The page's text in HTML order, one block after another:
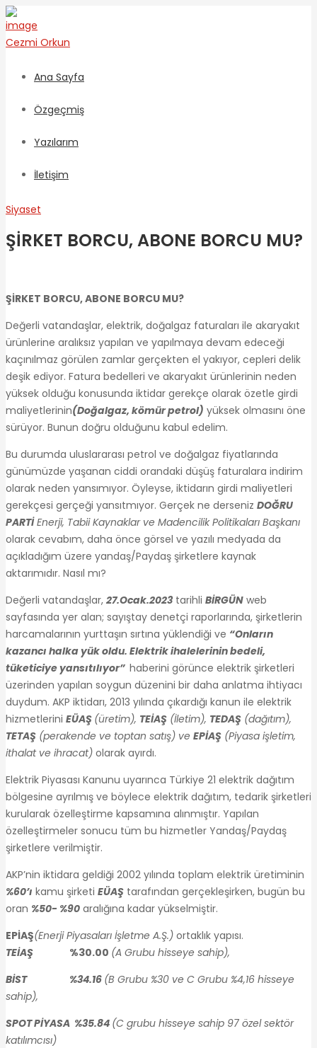
Cezmi Orkun
Ana Sayfa
Özgeçmiş
Yazılarım
İletişim
Siyaset
ŞİRKET BORCU, ABONE BORCU MU?
ŞİRKET BORCU, ABONE BORCU MU?
Değerli vatandaşlar, elektrik, doğalgaz faturaları ile akaryakıt
ürünlerine aralıksız yapılan ve yapılmaya devam edeceği
kaçınılmaz görülen zamlar gerçekten el yakıyor, cepleri delik
deşik ediyor. Fatura bedelleri ve akaryakıt ürünlerinin neden
yüksek olduğu konusunda iktidar gerekçe olarak özetle girdi
maliyetlerinin(Doğalgaz, kömür petrol) yüksek olmasını öne
sürüyor. Bunun doğru olduğunu kabul edelim.
Bu durumda uluslararası petrol ve doğalgaz fiyatlarında
günümüzde yaşanan ciddi orandaki düşüş faturalara indirim
olarak neden yansımıyor. Öyleyse, iktidarın girdi maliyetleri
gerekçesi gerçeği yansıtmıyor. Gerçek ne derseniz DOĞRU
PARTİ Enerji, Tabii Kaynaklar ve Madencilik Politikaları Başkanı
olarak cevabım, daha önce görsel ve yazılı medyada da
açıkladığım üzere yandaş/Paydaş şirketlere kaynak
aktarımıdır. Nasıl mı?
Değerli vatandaşlar, 27.Ocak.2023tarihli BİRGÜN web
sayfasında yer alan; sayıştay denetçi raporlarında, şirketlerin
harcamalarının yurttaşın sırtına yüklendiği ve “Onların
kazancı halka yük oldu. Elektrik ihalelerinin bedeli,
tüketiciye yansıtılıyor” haberini görünce elektrik şirketleri
üzerinden yapılan soygun düzenini bir daha anlatma ihtiyacı
duydum. AKP iktidarı, 2013 yılında çıkardığı kanun ile elektrik
hizmetlerini EÜAŞ (üretim), TEİAŞ (İletim), TEDAŞ (dağıtım),
TETAŞ (perakende ve toptan satış) ve EPİAŞ (Piyasa işletim,
ithalat ve ihracat) olarak ayırdı.
Elektrik Piyasası Kanunu uyarınca Türkiye 21 elektrik dağıtım
bölgesine ayrılmış ve böylece elektrik dağıtım, tedarik şirketleri
kurularak özelleştirme kapsamına alınmıştır. Yapılan
özelleştirmeler sonucu tüm bu hizmetler Yandaş/Paydaş
şirketlere verilmiştir.
AKP’nin iktidara geldiği 2002 yılında toplam elektrik üretiminin
%60’ı kamu şirketi EÜAŞ tarafından gerçekleşirken, bugün bu
oran %50- %90 aralığına kadar yükselmiştir.
EPİAŞ(Enerji Piyasaları İşletme A.Ş.) ortaklık yapısı.
TEİAŞ %30.00 (A Grubu hisseye sahip),
BİST %34.16 (B Grubu %30 ve C Grubu %4,16 hisseye
sahip),
SPOT PİYASA %35.84 (C grubu hisseye sahip 97 özel sektör
katılımcısı)